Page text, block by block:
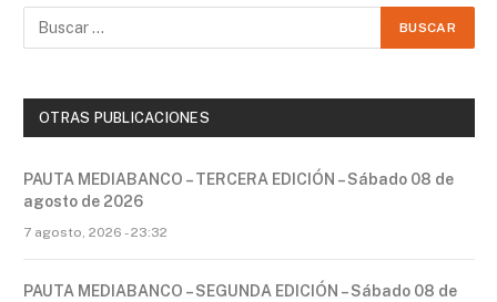
OTRAS PUBLICACIONES
PAUTA MEDIABANCO – TERCERA EDICIÓN – Sábado 08 de
agosto de 2026
7 agosto, 2026 - 23:32
PAUTA MEDIABANCO – SEGUNDA EDICIÓN – Sábado 08 de